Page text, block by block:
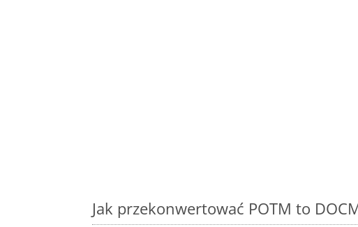
Jak przekonwertować POTM to